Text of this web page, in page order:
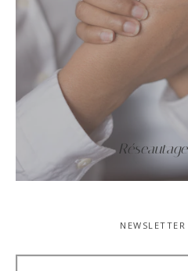
Réseautage
NEWSLETTER